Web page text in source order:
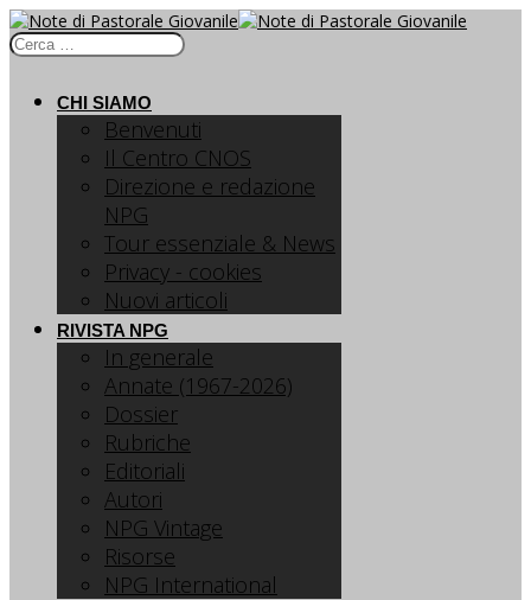
CHI SIAMO
Benvenuti
Il Centro CNOS
Direzione e redazione
NPG
Tour essenziale & News
Privacy - cookies
Nuovi articoli
RIVISTA NPG
In generale
Annate (1967-2026)
Dossier
Rubriche
Editoriali
Autori
NPG Vintage
Risorse
NPG International